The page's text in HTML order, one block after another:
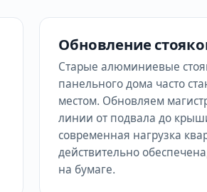
Обновление
Старые алюминиевые
панельного дома часто
местом. Обновляем
линии от подвала до
современная нагрузка
действительно
на бумаге.